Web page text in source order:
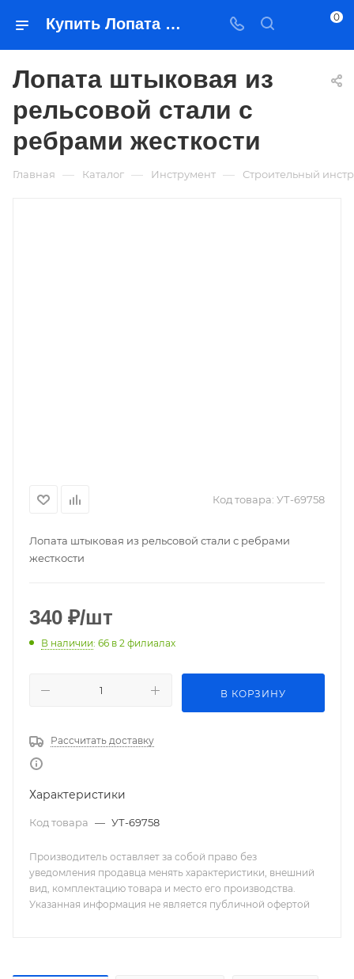
Купить Лопата штыковая из рельсовой стали с ребрами жесткости в Якутске — цена, характеристики, подбор | Востоктехторг 0
Лопата штыковая из
рельсовой стали с
ребрами жесткости
Главная — Каталог — Инструмент — Строительный
Код товара: УТ-69758
Лопата штыковая из рельсовой стали с ребрами
жесткости
340 ₽/шт
В наличии: 66 в 2 филиалах
В КОРЗИНУ
Рассчитать доставку
Характеристики
Код товара — УТ-69758
Производитель оставляет за собой право без
уведомления продавца менять характеристики, внешний
вид, комплектацию товара и место его производства.
Указанная информация не является публичной офертой